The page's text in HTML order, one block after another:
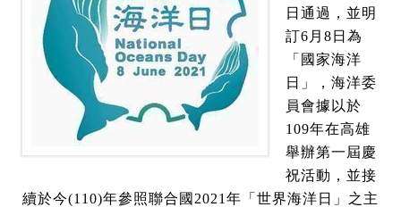
日通過，並明
訂6月8日為
「國家海洋
日」，海洋委
員會據以於
109年在高雄
舉辦第一屆慶
祝活動，並接
續於今(110)年參照聯合國2021年「世界海洋日」之主